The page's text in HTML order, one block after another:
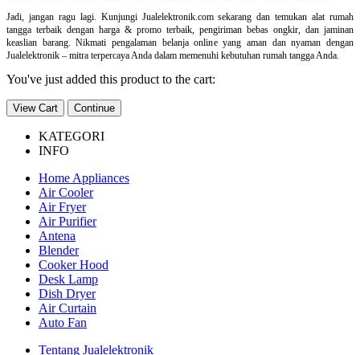
Jadi, jangan ragu lagi. Kunjungi Jualelektronik.com sekarang dan temukan alat rumah
tangga terbaik dengan harga & promo terbaik, pengiriman bebas ongkir, dan jaminan
keaslian barang. Nikmati pengalaman belanja online yang aman dan nyaman dengan
Jualelektronik – mitra terpercaya Anda dalam memenuhi kebutuhan rumah tangga Anda.
You've just added this product to the cart:
View Cart Continue
KATEGORI
INFO
Home Appliances
Air Cooler
Air Fryer
Air Purifier
Antena
Blender
Cooker Hood
Desk Lamp
Dish Dryer
Air Curtain
Auto Fan
Tentang Jualelektronik